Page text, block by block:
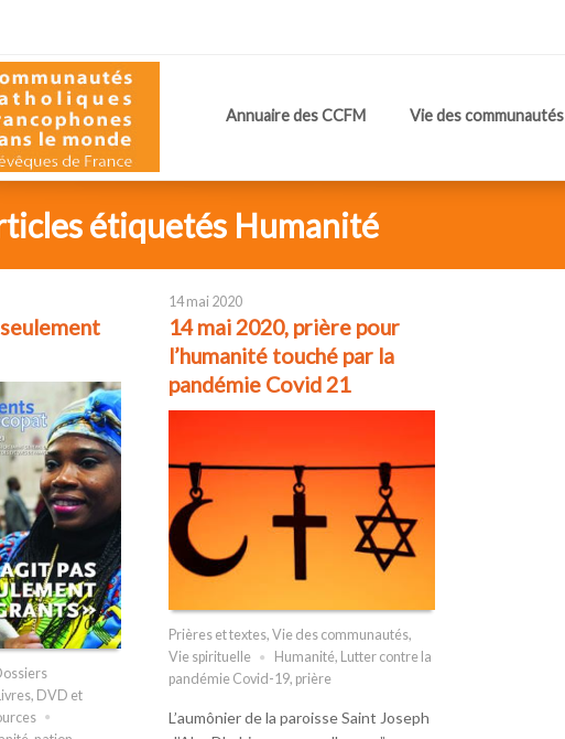
Annuaire des CCFM Vie des communautés
étiquetés Humanité
seulement
DVD et
14 mai 2020
14 mai 2020, prière pour
l’humanité touché par la
pandémie Covid 21
Prières et textes, Vie des communautés,
Vie spirituelle
Humanité,
Lutter contre la
pandémie Covid-19, prière
L’aumônier de la paroisse Saint Joseph